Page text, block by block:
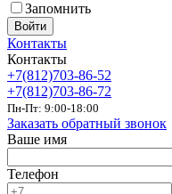
Запомнить
Войти
Контакты
Контакты
+7(812)703-86-52
+7(812)703-86-72
Пн-Пт: 9:00-18:00
Заказать обратный звонок
Ваше имя
Телефон